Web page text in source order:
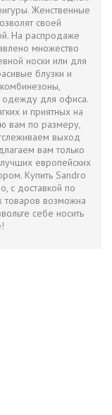
Женственные
своей
На распродаже
множество
носки или для
блузки и
одежду для офиса.
и приятных на
вам по размеру,
выход
вам только
европейских
Купить Sandro
с доставкой по
товаров возможна
себе носить